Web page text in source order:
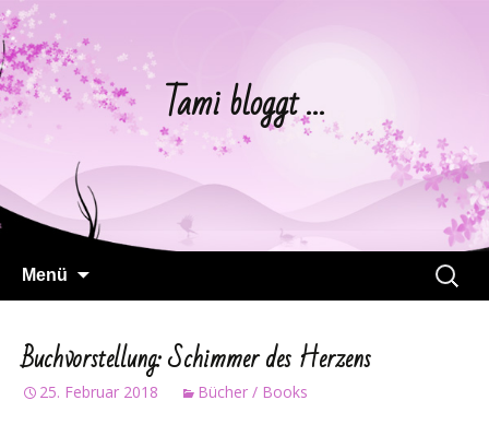
Tami bloggt …
Menü
Suchen
nach:
Buchvorstellung: Schimmer des Herzens
25. Februar 2018 Bücher / Books